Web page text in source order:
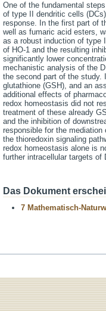
One of the fundamental
of type II dendritic cells
response. In the first part of
well as fumaric acid esters,
as a robust induction of type
of HO-1 and the resulting
significantly lower
mechanistic analysis of the
the second part of the
glutathione (GSH), and an
additional effects of
redox homeostasis did not
treatment of these already
and the inhibition of
responsible for the
the thioredoxin signaling
redox homeostasis alone is
further intracellular targets
Das Dokument
7 Mathematisch-